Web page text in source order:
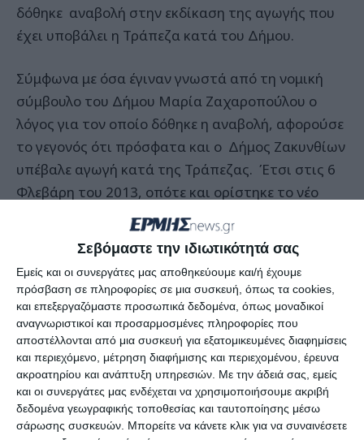
Σεβόμαστε την ιδιωτικότητά σας
Εμείς και οι συνεργάτες μας αποθηκεύουμε και/ή έχουμε
πρόσβαση σε πληροφορίες σε μια συσκευή, όπως τα cookies,
και επεξεργαζόμαστε προσωπικά δεδομένα, όπως μοναδικοί
αναγνωριστικοί και προσαρμοσμένες πληροφορίες που
αποστέλλονται από μια συσκευή για εξατομικευμένες διαφημίσεις
και περιεχόμενο, μέτρηση διαφήμισης και περιεχομένου, έρευνα
ακροατηρίου και ανάπτυξη υπηρεσιών. Με την άδειά σας, εμείς
και οι συνεργάτες μας ενδέχεται να χρησιμοποιήσουμε ακριβή
δεδομένα γεωγραφικής τοποθεσίας και ταυτοποίησης μέσω
σάρωσης συσκευών. Μπορείτε να κάνετε κλικ για να συναινέσετε
δόθηκε αναβολή στην εκδίκαση της αγωγής που
έχει υποβάλει η Τράπεζα κατά του Δήμου.
Σύμφωνα με όσα έγιναν γνωστά από τη νομική
σύμβουλο του Δήμου Μαρία Ζαχαροπούλου ο
λόγος για τον οποίο δόθηκε η αναβολή, αφορούσε
το γεγονός ότι πρόσφατα και ο Δήμος Ζακυνθίων
υπέβαλε αγωγή κατά της Τράπεζας. Έτσι στις 6
Φλεβάρη του 2013, οπότε και ορίστηκε το νέο
δικαστήριο, θα γίνει η συνεκδίκαση των δύο
υποθέσεων από το Πολυμελές Πρωτοδικείο του
Θυμίζουμε πως οι αγωγές αφορούν τη δανειακή
σύμβαση που είχε συναφθεί μεταξύ της Τράπεζας
και του Δήμου τον Ιούνιο του 2006 και αφορούσε
ποσό 5.500.000 Ευρώ. Η Τράπεζα διεκδικεί την
αποπληρωμή του δανείου, όμως ο Δήμος θεωρεί
πως η δανειακή σύμβαση είναι άκυρη, γιατί δεν